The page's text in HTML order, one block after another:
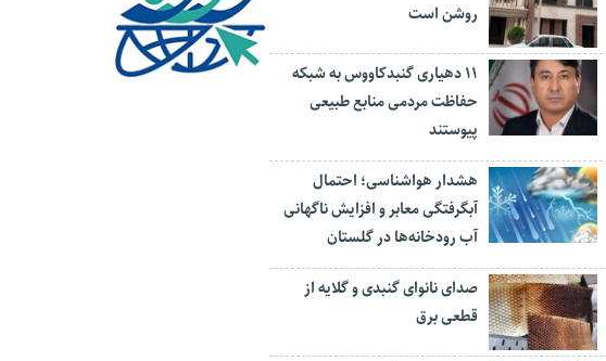
روشن است
۱۱ دهیاری گنبدکاووس به شبکه
حفاظت مردمی منابع طبیعی
پیوستند
هشدار هواشناسی؛ احتمال
آبگرفتگی معابر و افزایش ناگهانی
آب رودخانه‌ها در گلستان
صدای نانوای گنبدی و گلایه از
قطعی برق